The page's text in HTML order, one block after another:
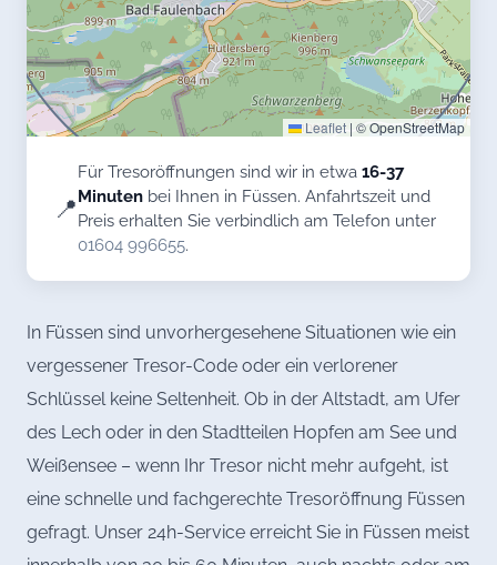
Leaflet |© OpenStreetMap
📍
Für Tresoröffnungen sind wir in etwa 16-37
Minuten bei Ihnen in Füssen. Anfahrtszeit und
Preis erhalten Sie verbindlich am Telefon unter
01604 996655.
In Füssen sind unvorhergesehene Situationen wie ein
vergessener Tresor-Code oder ein verlorener
Schlüssel keine Seltenheit. Ob in der Altstadt, am Ufer
des Lech oder in den Stadtteilen Hopfen am See und
Weißensee – wenn Ihr Tresor nicht mehr aufgeht, ist
eine schnelle und fachgerechte Tresoröffnung Füssen
gefragt. Unser 24h-Service erreicht Sie in Füssen meist